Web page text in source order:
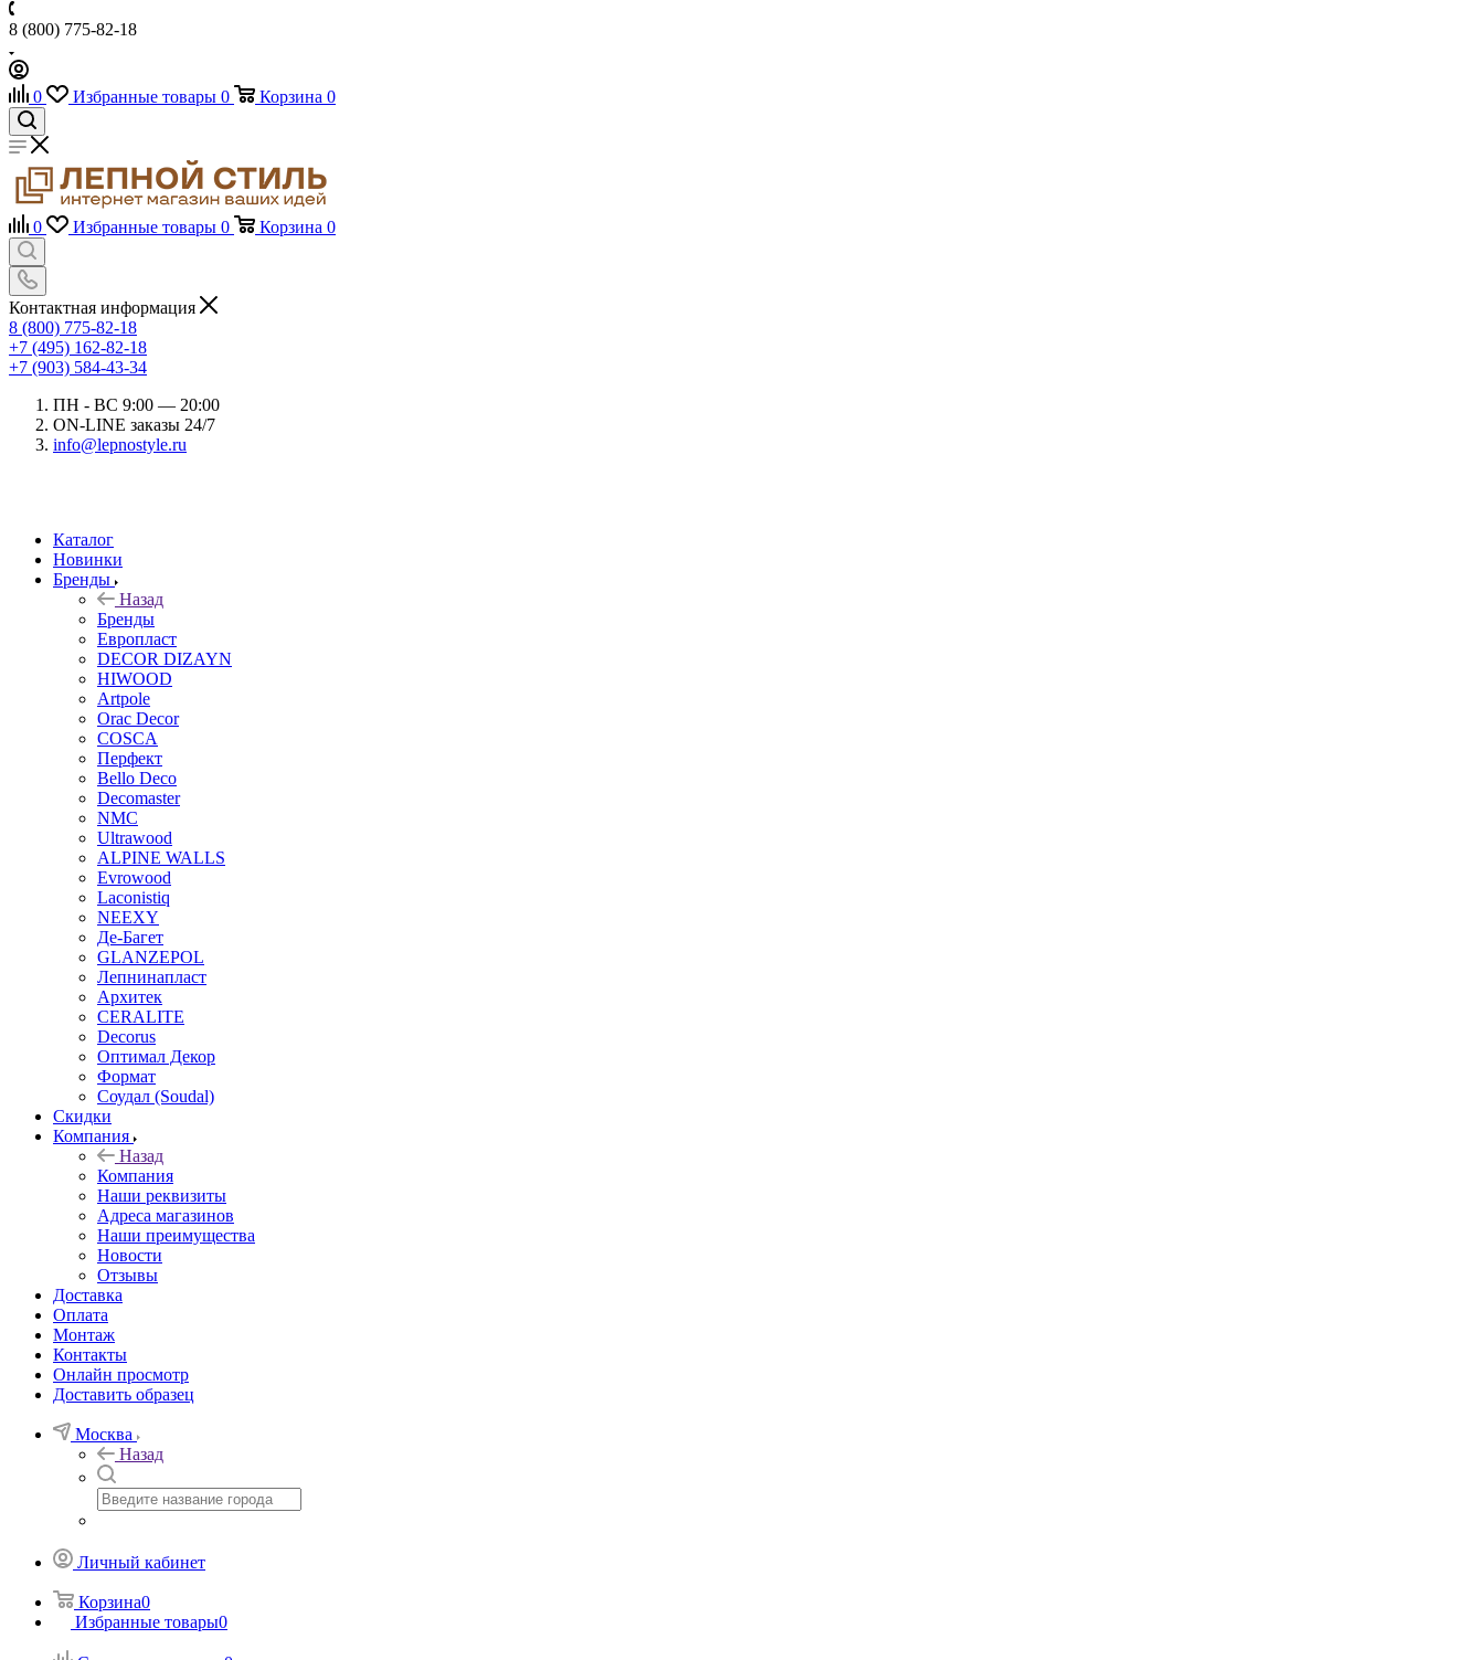
8 (800) 775-82-18
0 Избранные товары 0 Корзина 0
0 Избранные товары 0 Корзина 0
Контактная информация
8 (800) 775-82-18
+7 (495) 162-82-18
+7 (903) 584-43-34
ПН - ВС 9:00 — 20:00
ON-LINE заказы 24/7
info@lepnostyle.ru
Каталог
Новинки
Бренды
Назад
Бренды
Европласт
DECOR DIZAYN
HIWOOD
Artpole
Orac Decor
COSCA
Перфект
Bello Deco
Decomaster
NMС
Ultrawood
ALPINE WALLS
Evrowood
Laconistiq
NEEXY
Де-Багет
GLANZEPOL
Лепнинапласт
Архитек
CERALITE
Decorus
Оптимал Декор
Формат
Соудал (Soudal)
Скидки
Компания
Назад
Компания
Наши реквизиты
Адреса магазинов
Наши преимущества
Новости
Отзывы
Доставка
Оплата
Монтаж
Контакты
Онлайн просмотр
Доставить образец
Москва
Назад
Личный кабинет
Корзина0
Избранные товары0